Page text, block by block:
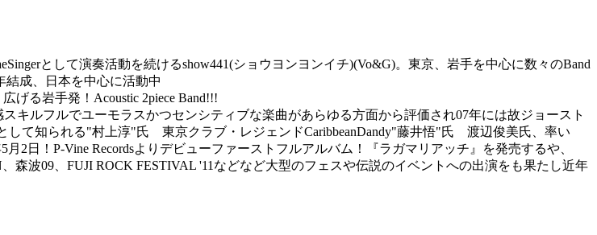
として演奏活動を続けるshow441(ショウヨンヨンイチ)(Vo&G)。東京、岩手を中心に数々のBand
結成、日本を中心に活動中
る岩手発！Acoustic 2piece Band!!!
キルフルでユーモラスかつセンシティブな楽曲があらゆる方面から評価され07年には故ジョースト
して知られる"村上淳"氏 東京クラブ・レジェンドCaribbeanDandy"藤井悟"氏 渡辺俊美氏、率い
2日！P-Vine Recordsよりデビューファーストフルアルバム！『ラガマリアッチ』を発売するや、
森波09、FUJI ROCK FESTIVAL '11などなど大型のフェスや伝説のイベントへの出演をも果たし近年